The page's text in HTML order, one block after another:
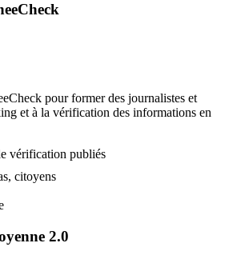
pour former des journalistes et
et à la vérification des informations en
vérification publiés
citoyens
2.0